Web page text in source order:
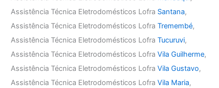
Assistência Técnica Eletrodomésticos Lofra Santana,
Assistência Técnica Eletrodomésticos LofraTremembé,
Assistência Técnica Eletrodomésticos LofraTucuruvi,
Assistência Técnica Eletrodomésticos LofraVila Guilherme,
Assistência Técnica Eletrodomésticos LofraVila Gustavo,
Assistência Técnica Eletrodomésticos LofraVila Maria,